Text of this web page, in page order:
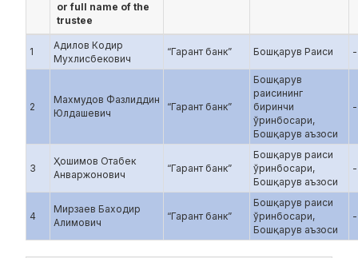
or full name of the
trustee
1
Адилов Кодир
Мухлисбекович
“Гарант банк” Бошқарув Раиси -
2
Махмудов Фазлиддин
Юлдашевич
“Гарант банк”
Бошқарув
раисининг
биринчи
ўринбосари,
Бошқарув аъзоси
-
3
Ҳошимов Отабек
Анваржонович
“Гарант банк”
Бошқарув раиси
ўринбосари,
Бошқарув аъзоси
-
4
Мирзаев Баходир
Алимович
“Гарант банк”
Бошқарув раиси
ўринбосари,
Бошқарув аъзоси
-